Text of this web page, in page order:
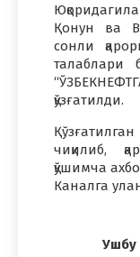
Қонун ва
сонли
талаблари
қўзғатилди.
чиқилиб,
қўшимча
Каналга
Ушбу